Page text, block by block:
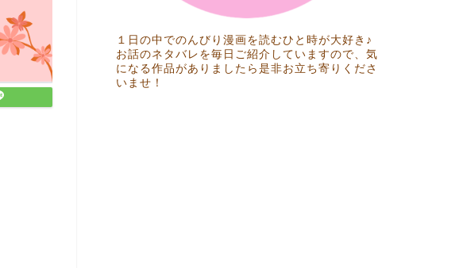
１日の中でのんびり漫画を読むひと時が大好き♪
お話のネタバレを毎日ご紹介していますので、気
になる作品がありましたら是非お立ち寄りくださ
いませ！